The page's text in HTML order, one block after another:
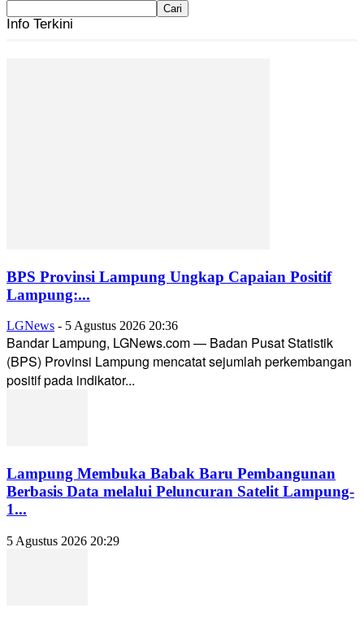
Info Terkini
BPS Provinsi Lampung Ungkap Capaian Positif
Lampung:...
LGNews - 5 Agustus 2026 20:36
Bandar Lampung, LGNews.com — Badan Pusat Statistik
(BPS) Provinsi Lampung mencatat sejumlah perkembangan
positif pada indikator...
Lampung Membuka Babak Baru Pembangunan
Berbasis Data melalui Peluncuran Satelit Lampung-
1...
5 Agustus 2026 20:29